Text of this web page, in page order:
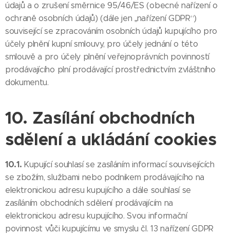
údajů a o zrušení směrnice 95/46/ES (obecné nařízení o
ochraně osobních údajů) (dále jen „nařízení GDPR“)
související se zpracováním osobních údajů kupujícího pro
účely plnění kupní smlouvy, pro účely jednání o této
smlouvě a pro účely plnění veřejnoprávních povinností
prodávajícího plní prodávající prostřednictvím zvláštního
dokumentu.
10. Zasílání obchodních
sdělení a ukládání cookies
10.1. Kupující souhlasí se zasíláním informací souvisejících
se zbožím, službami nebo podnikem prodávajícího na
elektronickou adresu kupujícího a dále souhlasí se
zasíláním obchodních sdělení prodávajícím na
elektronickou adresu kupujícího. Svou informační
povinnost vůči kupujícímu ve smyslu čl. 13 nařízení GDPR